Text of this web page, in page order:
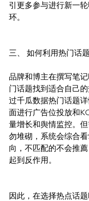
引更多参与进行新一
环。
三、 如何利用热门话题
品牌和博主在撰写笔
门话题找到适合自己
过千瓜数据热门话题
面进行广告位投放和
量增长和舆情监控。
勿堆砌，系统会综合
向，不匹配的不会推
起到反作用。
因此，在选择热点话